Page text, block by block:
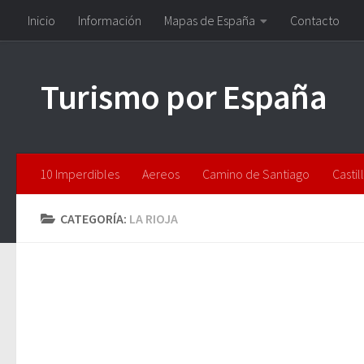
Saltar al contenido
Inicio Información Mapas de España Contacto
Turismo por España
10 Imperdibles Aereos Camino de Santiago
CATEGORÍA: LA RIOJA